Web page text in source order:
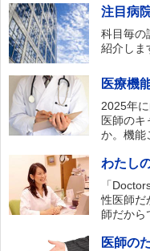
注目病
科目毎の
紹介しま
医療機
2025年
医師のキ
か。機能
わたし
「
性医師だ
師だから
医師の